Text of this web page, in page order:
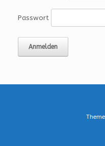
Passwort